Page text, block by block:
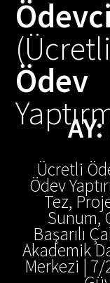
(Ücretli
Ödev
AY:
Ücretli
Ödev
Tez,
Sunum,
Başarılı
Akademik
Merkezi |